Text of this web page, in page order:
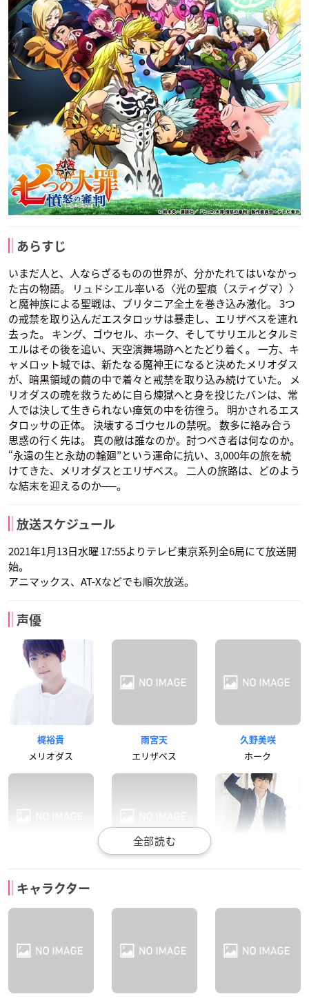
あらすじ
いまだ人と、人ならざるものの世界が、分かたれてはいなかっ
た古の物語。 リュドシエル率いる〈光の聖痕（スティグマ）〉
と魔神族による聖戦は、ブリタニア全土を巻き込み激化。 3つ
の戒禁を取り込んだエスタロッサは暴走し、エリザベスを連れ
去った。 キング、ゴウセル、ホーク、そしてサリエルとタルミ
エルはその後を追い、天空演舞場跡へとたどり着く。 一方、キ
ャメロット城では、新たなる魔神王になると決めたメリオダス
が、暗黒領域の繭の中で着々と戒禁を取り込み続けていた。 メ
リオダスの魂を救うために自ら煉獄へと身を投じたバンは、常
人では決して生きられない瘴気の中を彷徨う。 明かされるエス
タロッサの正体。 決壊するゴウセルの禁呪。 数多に絡み合う
思惑の行く先は。 真の敵は誰なのか。討つべき者は何なのか。
“永遠の生と永劫の輪廻”という運命に抗い、3,000年の旅を続
けてきた、メリオダスとエリザベス。 二人の旅路は、どのよう
な結末を迎えるのか──。
放送スケジュール
2021年1月13日水曜 17:55よりテレビ東京系列全6局にて放送開
始。
アニマックス、AT-Xなどでも順次放送。
声優
梶裕貴
メリオダス
雨宮天
エリザベス
久野美咲
ホーク
ディアンヌ
キャラクター